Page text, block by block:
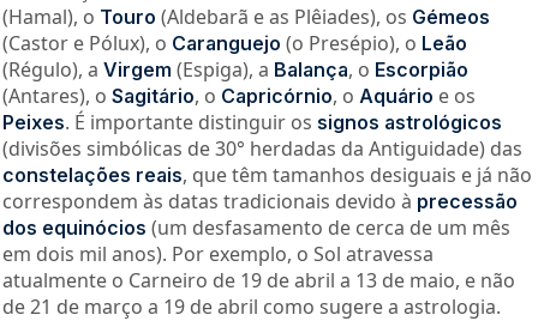
(Hamal), o Touro (Aldebarã e as Plêiades), os Gémeos
(Castor e Pólux), o Caranguejo (o Presépio), o Leão
(Régulo), a Virgem (Espiga), a Balança, o Escorpião
(Antares), o Sagitário, o Capricórnio, o Aquário e os
Peixes. É importante distinguir os signos astrológicos
(divisões simbólicas de 30° herdadas da Antiguidade) das
constelações reais, que têm tamanhos desiguais e já não
correspondem às datas tradicionais devido à precessão
dos equinócios (um desfasamento de cerca de um mês
em dois mil anos). Por exemplo, o Sol atravessa
atualmente o Carneiro de 19 de abril a 13 de maio, e não
de 21 de março a 19 de abril como sugere a astrologia.